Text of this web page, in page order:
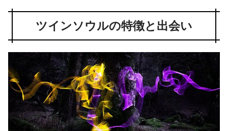
ツインソウルの特徴と出会い